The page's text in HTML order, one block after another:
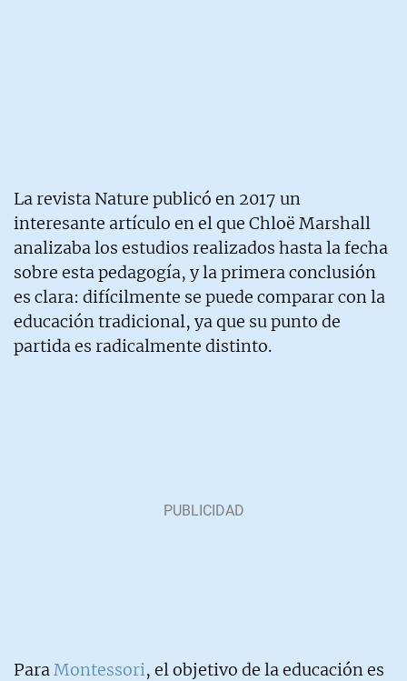
La revista Nature publicó en 2017 un
interesante artículo en el que Chloë Marshall
analizaba los estudios realizados hasta la fecha
sobre esta pedagogía, y la primera conclusión
es clara: difícilmente se puede comparar con la
educación tradicional, ya que su punto de
partida es radicalmente distinto.
ParaMontessori, el objetivo de la educación es